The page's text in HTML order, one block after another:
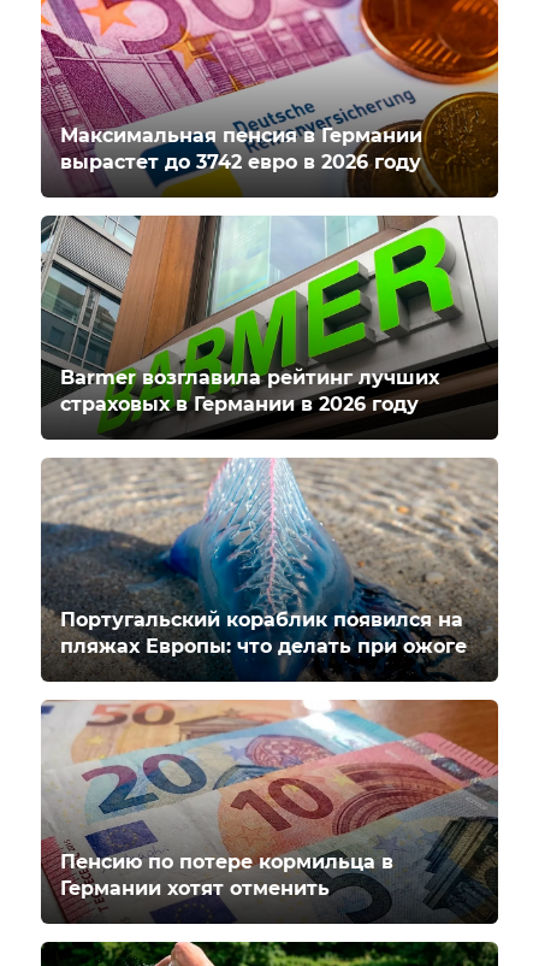
Максимальная пенсия в Германии
вырастет до 3742 евро в 2026 году
Barmer возглавила рейтинг лучших
страховых в Германии в 2026 году
Португальский кораблик появился на
пляжах Европы: что делать при ожоге
Пенсию по потере кормильца в
Германии хотят отменить